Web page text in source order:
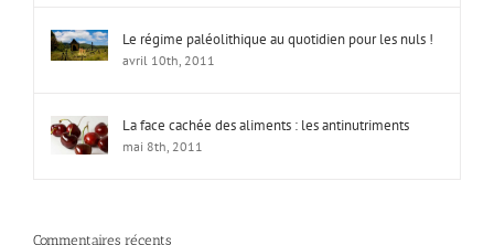
Le régime paléolithique au quotidien pour les nuls !
avril 10th, 2011
La face cachée des aliments : les antinutriments
mai 8th, 2011
Commentaires récents